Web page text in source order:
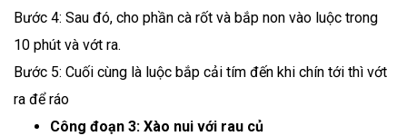
Bước 4: Sau đó, cho phần cà rốt và bắp non vào luộc trong
10 phút và vớt ra.
Bước 5: Cuối cùng là luộc bắp cải tím đến khi chín tới thì vớt
ra để ráo
Công đoạn 3: Xào nui với rau củ